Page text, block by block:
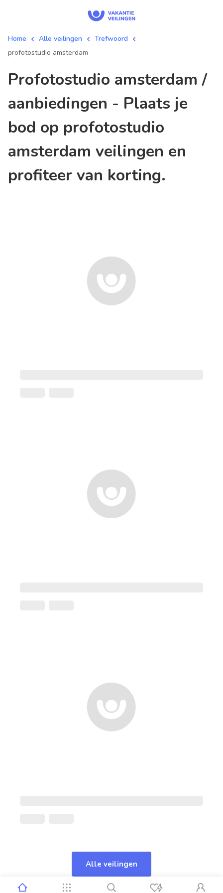
Home Alle veilingen
Trefwoord
profotostudio amsterdam
profotostudio amsterdam /
aanbiedingen - Plaats je
bod op profotostudio
amsterdam veilingen en
profiteer van korting.
Alle veilingen